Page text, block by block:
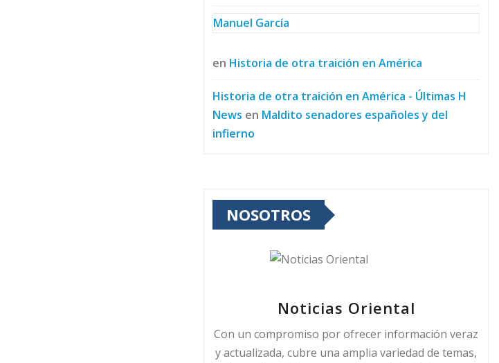
Manuel García
en Historia de otra traición en América
Historia de otra traición en América - Últimas H
News en Maldito senadores españoles y del
infierno
NOSOTROS
Noticias Oriental
Con un compromiso por ofrecer información veraz
y actualizada, cubre una amplia variedad de temas,